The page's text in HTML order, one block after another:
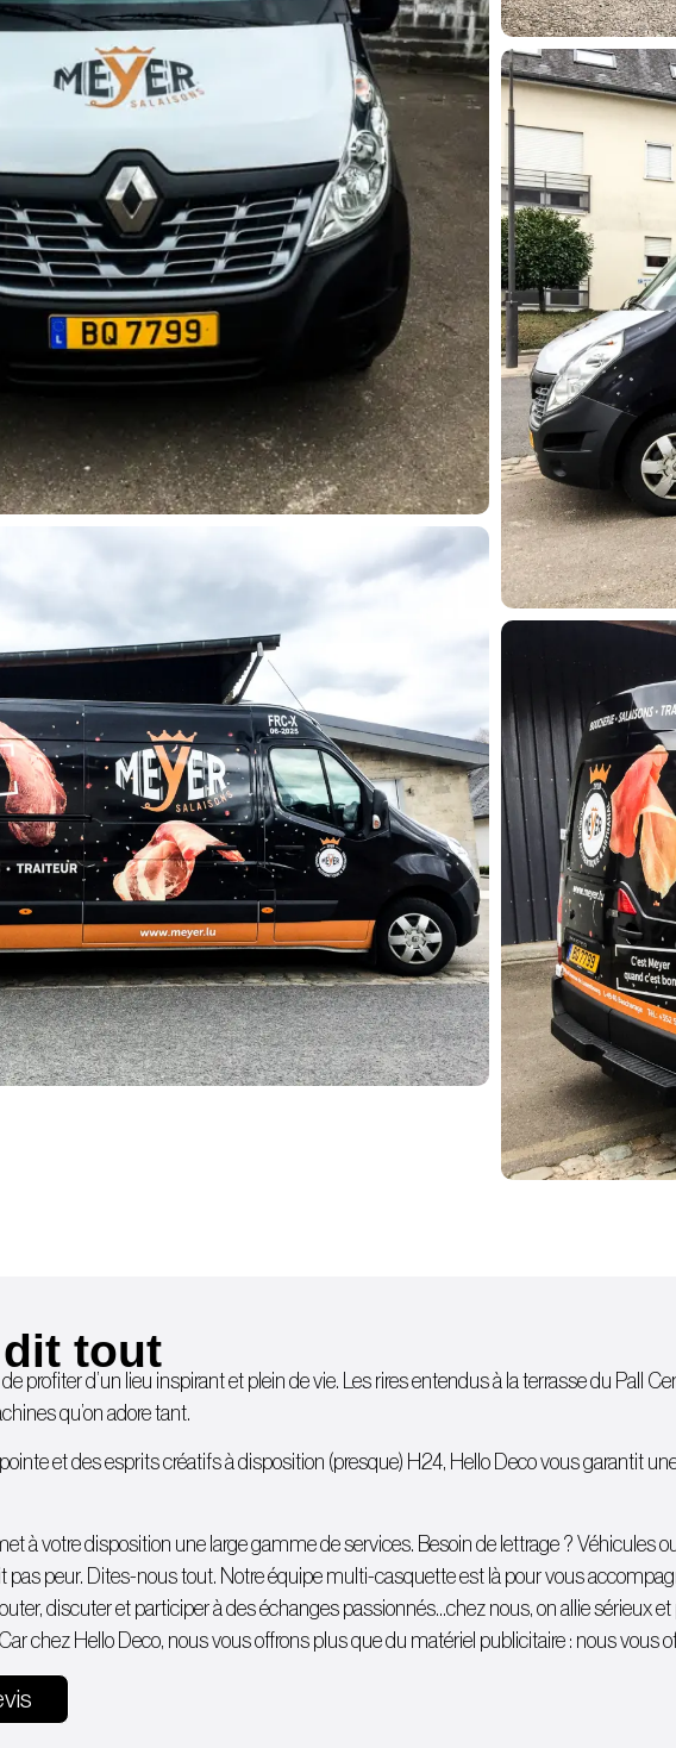
tout
profiter d’un lieu inspirant et plein de vie. Les rires entendus à la terrasse du Pall
qu’on adore tant.
et des esprits créatifs à disposition (presque) H24, Hello Deco vous garantit
à votre disposition une large gamme de services. Besoin de lettrage ? Véhicules
peur. Dites-nous tout. Notre équipe multi-casquette est là pour vous
discuter et participer à des échanges passionnés…chez nous, on allie sérieux
chez Hello Deco, nous vous offrons plus que du matériel publicitaire : nous vous